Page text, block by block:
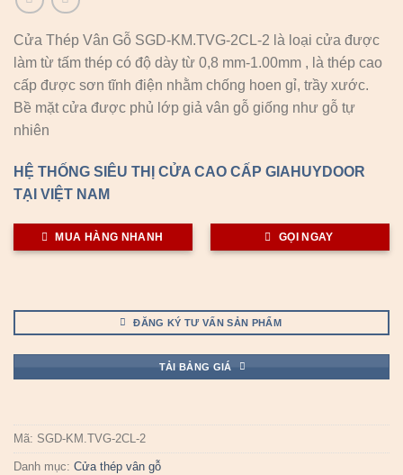
Cửa Thép Vân Gỗ SGD-KM.TVG-2CL-2 là loại cửa được
làm từ tấm thép có độ dày từ 0,8 mm-1.00mm , là thép cao
cấp được sơn tĩnh điện nhằm chống hoen gỉ, trầy xước.
Bề mặt cửa được phủ lớp giả vân gỗ giống như gỗ tự
nhiên
HỆ THỐNG SIÊU THỊ CỬA CAO CẤP GIAHUYDOOR
TẠI VIỆT NAM
MUA HÀNG NHANH GỌI NGAY
ĐĂNG KÝ TƯ VẤN SẢN PHẨM
TẢI BẢNG GIÁ
Mã: SGD-KM.TVG-2CL-2
Danh mục: Cửa thép vân gỗ